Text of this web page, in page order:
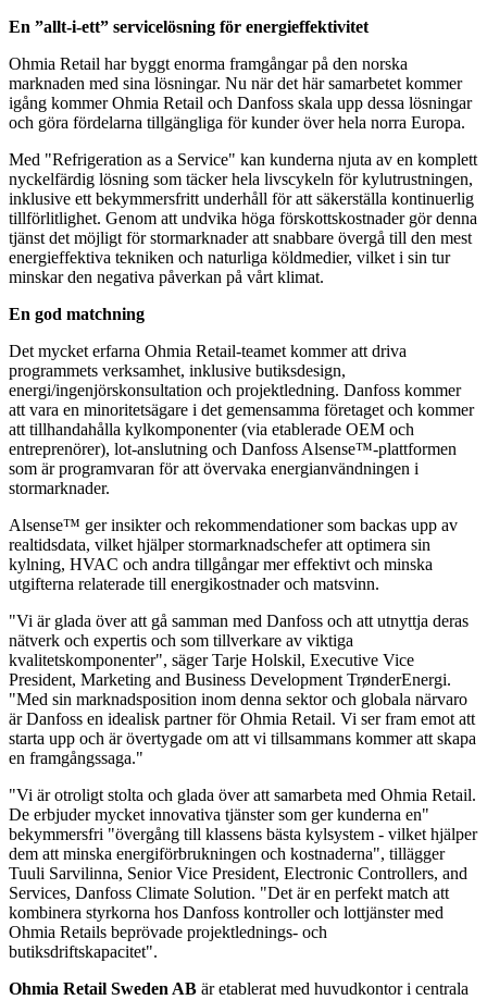
En ”allt-i-ett” servicelösning för energieffektivitet
Ohmia Retail har byggt enorma framgångar på den norska
marknaden med sina lösningar. Nu när det här samarbetet kommer
igång kommer Ohmia Retail och Danfoss skala upp dessa lösningar
och göra fördelarna tillgängliga för kunder över hela norra Europa.
Med "Refrigeration as a Service" kan kunderna njuta av en komplett
nyckelfärdig lösning som täcker hela livscykeln för kylutrustningen,
inklusive ett bekymmersfritt underhåll för att säkerställa kontinuerlig
tillförlitlighet. Genom att undvika höga förskottskostnader gör denna
tjänst det möjligt för stormarknader att snabbare övergå till den mest
energieffektiva tekniken och naturliga köldmedier, vilket i sin tur
minskar den negativa påverkan på vårt klimat.
En god matchning
Det mycket erfarna Ohmia Retail-teamet kommer att driva
programmets verksamhet, inklusive butiksdesign,
energi/ingenjörskonsultation och projektledning. Danfoss kommer
att vara en minoritetsägare i det gemensamma företaget och kommer
att tillhandahålla kylkomponenter (via etablerade OEM och
entreprenörer), lot-anslutning och Danfoss Alsense™-plattformen
som är programvaran för att övervaka energianvändningen i
stormarknader.
Alsense™ ger insikter och rekommendationer som backas upp av
realtidsdata, vilket hjälper stormarknadschefer att optimera sin
kylning, HVAC och andra tillgångar mer effektivt och minska
utgifterna relaterade till energikostnader och matsvinn.
"Vi är glada över att gå samman med Danfoss och att utnyttja deras
nätverk och expertis och som tillverkare av viktiga
kvalitetskomponenter", säger Tarje Holskil, Executive Vice
President, Marketing and Business Development TrønderEnergi.
"Med sin marknadsposition inom denna sektor och globala närvaro
är Danfoss en idealisk partner för Ohmia Retail. Vi ser fram emot att
starta upp och är övertygade om att vi tillsammans kommer att skapa
en framgångssaga."
"Vi är otroligt stolta och glada över att samarbeta med Ohmia Retail.
De erbjuder mycket innovativa tjänster som ger kunderna en"
bekymmersfri "övergång till klassens bästa kylsystem - vilket hjälper
dem att minska energiförbrukningen och kostnaderna", tillägger
Tuuli Sarvilinna, Senior Vice President, Electronic Controllers, and
Services, Danfoss Climate Solution. "Det är en perfekt match att
kombinera styrkorna hos Danfoss kontroller och lottjänster med
Ohmia Retails beprövade projektlednings- och
butiksdriftskapacitet".
Ohmia Retail Sweden AB är etablerat med huvudkontor i centrala